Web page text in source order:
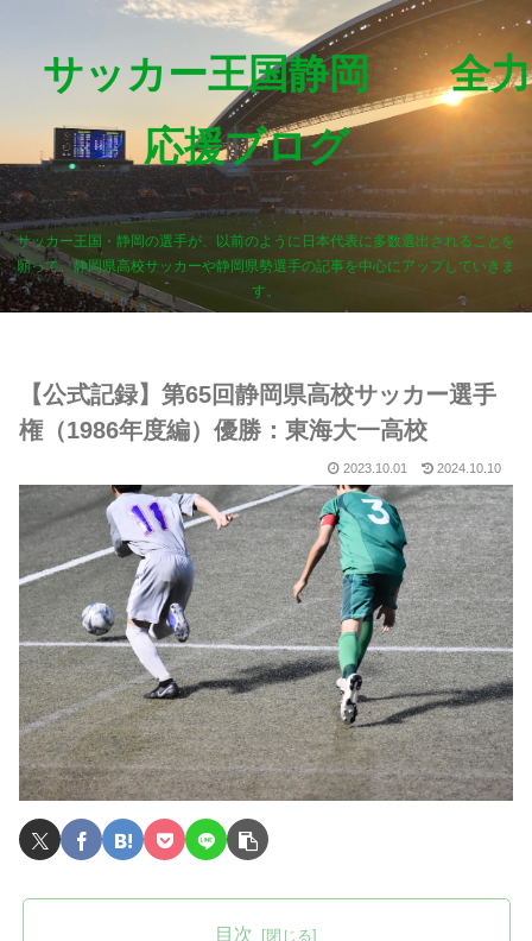
サッカー王国静岡 全力
応援ブログ
サッカー王国・静岡の選手が、以前のように日本代表に多数選出されることを
願って、静岡県高校サッカーや静岡県勢選手の記事を中心にアップしていきま
す。
【公式記録】第65回静岡県高校サッカー選手
権（1986年度編）優勝：東海大一高校
2023.10.01 2024.10.10
目次